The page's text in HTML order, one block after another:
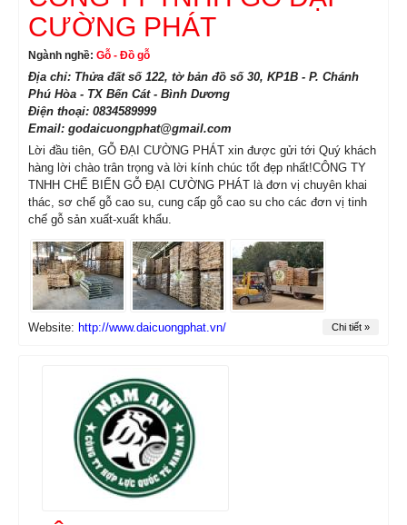
CƯỜNG PHÁT
Ngành nghề: Gỗ - Đồ gỗ
Địa chỉ: Thửa đất số 122, tờ bản đồ số 30, KP1B - P. Chánh
Phú Hòa - TX Bến Cát - Bình Dương
Điện thoại: 0834589999
Email: godaicuongphat@gmail.com
Lời đầu tiên, GỖ ĐẠI CƯỜNG PHÁT xin được gửi tới Quý khách
hàng lời chào trân trọng và lời kính chúc tốt đẹp nhất!CÔNG TY
TNHH CHẾ BIẾN GỖ ĐẠI CƯỜNG PHÁT là đơn vị chuyên khai
thác, sơ chế gỗ cao su, cung cấp gỗ cao su cho các đơn vị tinh
chế gỗ sản xuất-xuất khẩu.
Website: http://www.daicuongphat.vn/ Chi tiết »